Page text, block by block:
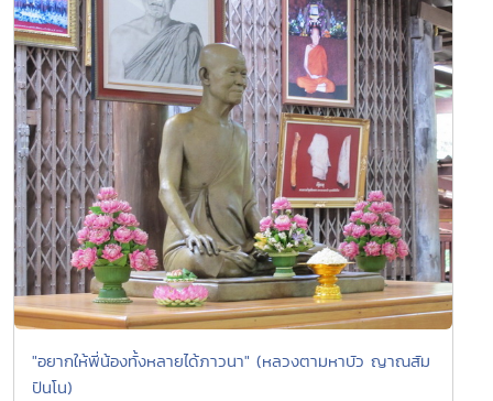
"อยากให้พี่น้องทั้งหลายได้ภาวนา" (หลวงตามหาบัว ญาณสัม
ปันโน)